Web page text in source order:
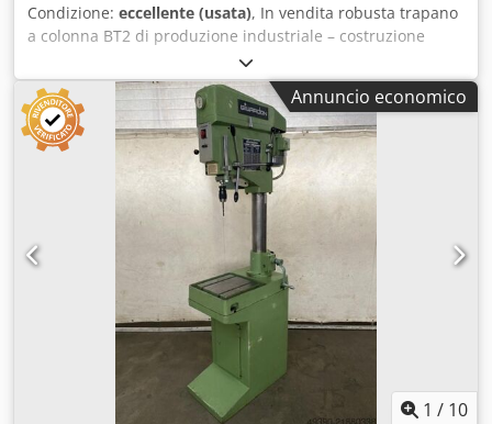
Condizione: eccellente (usata), In vendita robusta trapano
a colonna BT2 di produzione industriale – costruzione
classica e molto resistente dell’epoca DDR (Germania Est).
✅ Stato: ✔️ Usato ✔️ Funzionante tecnicamente ✔️ Mostra
normali segni di utilizzo (graffi e abrasioni – visibili nelle
foto) ✔️ Macchina completa Csdpfeyzum Iex Aiyerf 🔩 Dati
tecnici: Modello: BT2 Alimentazione: 380V / 3 fasi / 50 Hz
Potenza: ca. 1,1 kW Produttore: VEB
Werkzeugmaschinenfabrik Saalfeld (DDR) Peso: ca. 180 kg
Regolazione dei giri + avanzamento manuale ⚙️
Caratteristiche: Costruzione estremamente solida e
pesante Funzionamento stabile – ideale per officina e
produzione Facile da usare e da manutenere Macchina
durevole e indistruttibile 📦 Inclusi: ✔️ Trapano a colonna
BT2 ✔️ Tavolo di lavoro ✔️ Mandrino per trapano 🌍 Paese
di origine: 🇩🇪 Germania (DDR) ℹ️ Informazioni aggiuntive:
Possibilità di prova in loco Ideale per officine meccaniche,
fabbri, produzione Trasporto disponibile (pallet /
Annuncio economico
1 / 10